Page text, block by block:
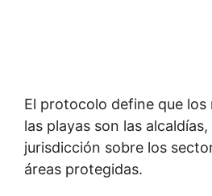
El protocolo define que los
las playas son las
jurisdicción sobre los
áreas protegidas.